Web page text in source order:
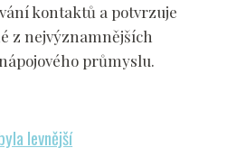
kontaktů a potvrzuje
z nejvýznamnějších
průmyslu.
levnější